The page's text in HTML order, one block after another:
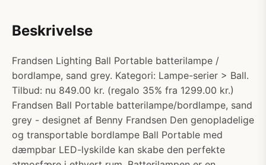
Beskrivelse
Frandsen Lighting Ball Portable batterilampe /
bordlampe, sand grey. Kategori: Lampe-serier > Ball.
Tilbud: nu 849.00 kr. (regalo 35% fra 1299.00 kr.)
Frandsen Ball Portable batterilampe/bordlampe, sand
grey - designet af Benny Frandsen Den genopladelige
og transportable bordlampe Ball Portable med
dæmpbar LED-lyskilde kan skabe den perfekte